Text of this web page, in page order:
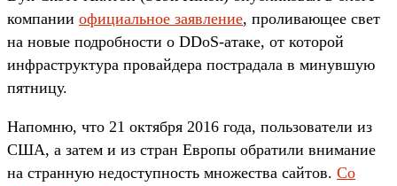
компании официальное заявление, проливающее свет
на новые подробности о DDoS-атаке, от которой
инфраструктура провайдера пострадала в минувшую
пятницу.
Напомню, что 21 октября 2016 года, пользователи из
США, а затем и из стран Европы обратили внимание
на странную недоступность множества сайтов. Со